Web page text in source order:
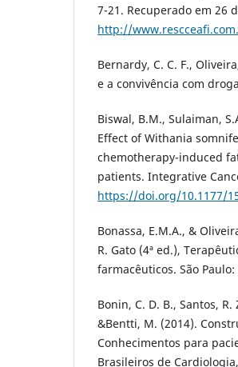
7-21. Recuperado em 26
http://
Bernardy, C. C. F.,
e a convivência com
Biswal, B.M., Sulaiman,
Effect of Withania
chemotherapy-induced
patients. Integrative
https://doi.org/10.1177/
Bonassa, E.M.A., &
R. Gato (4ª ed.),
farmacêuticos. São
Bonin, C. D. B., Santos,
&Bentti, M. (2014).
Conhecimentos para
Brasileiros de